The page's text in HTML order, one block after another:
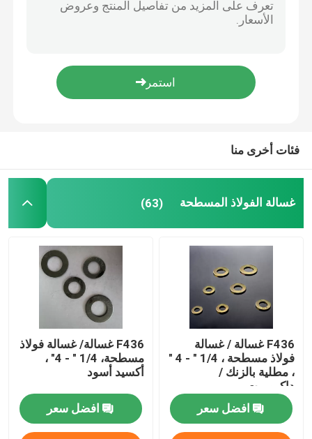
فئات أخرى منا
غسالة الفولاذ المسطحة (63)
F436 غسالة / غسالة
فولاذ مسطحة ، 1/4 " - 4 "
، مطلية بالزنك /
داكروميت
افضل سعر
F436 غسالة/ غسالة فولاذ
مسطحة، 1/4 " - 4" ،
أكسيد أسود
افضل سعر